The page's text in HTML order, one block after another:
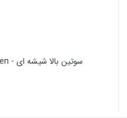
سوتین بالا شیشه ای - Lz01 - Karen